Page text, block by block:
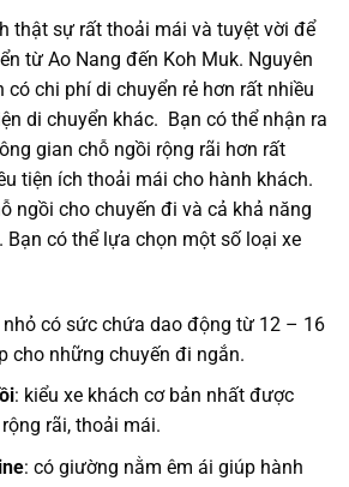
thật sự rất thoải mái và tuyệt vời để
từ Ao Nang đến Koh Muk. Nguyên
có chi phí di chuyển rẻ hơn rất nhiều
di chuyển khác. Bạn có thể nhận ra
gian chỗ ngồi rộng rãi hơn rất
tiện ích thoải mái cho hành khách.
ngồi cho chuyến đi và cả khả năng
Bạn có thể lựa chọn một số loại xe
nhỏ có sức chứa dao động từ 12 – 16
cho những chuyến đi ngắn.
: kiểu xe khách cơ bản nhất được
rãi, thoải mái.
: có giường nằm êm ái giúp hành